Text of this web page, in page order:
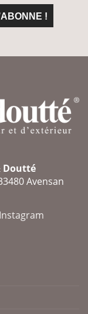
Doutté
Avensan
Instagram